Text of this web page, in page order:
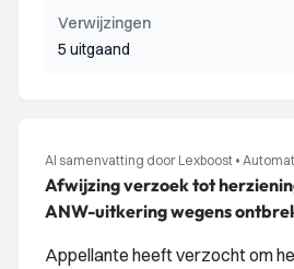
Verwijzingen
5 uitgaand
AI samenvatting door Lexboost •
Afwijzing verzoek tot
ANW-uitkering wegens
Appellante heeft verzocht om